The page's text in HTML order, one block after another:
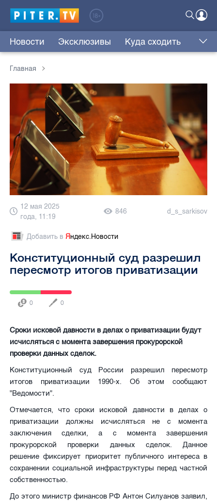
Новости Эксклюзивы Куда сходить
Главная
12 мая 2025
года, 11:19
846 d_s_sarkisov
Добавить в Яндекс.Новости
Конституционный суд разрешил
пересмотр итогов приватизации
0 0
Сроки исковой давности в делах о приватизации будут
исчисляться с момента завершения прокурорской
проверки данных сделок.
Конституционный суд России разрешил пересмотр
итогов приватизации 1990-х. Об этом сообщают
"Ведомости".
Отмечается, что сроки исковой давности в делах о
приватизации должны исчисляться не с момента
заключения сделки, а с момента завершения
прокурорской проверки данных сделок. Данное
решение фиксирует приоритет публичного интереса в
сохранении социальной инфраструктуры перед частной
собственностью.
До этого министр финансов РФ Антон Силуанов заявил,